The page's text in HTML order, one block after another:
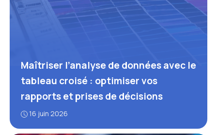
Maîtriser l’analyse de données avec le
tableau croisé : optimiser vos
rapports et prises de décisions
16 juin 2026